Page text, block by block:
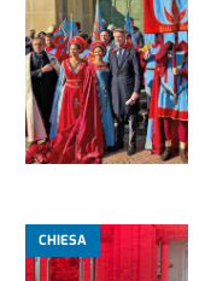
CHIESA